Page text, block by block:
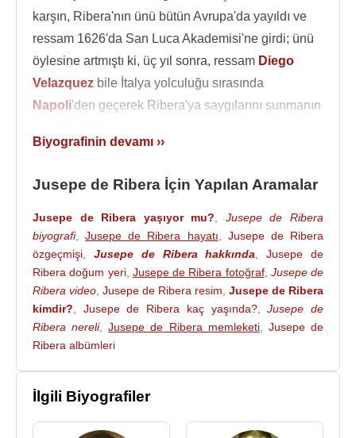
karşın, Ribera'nın ünü bütün Avrupa'da yayıldı ve
ressam 1626'da San Luca Akademisi'ne girdi; ünü
öylesine artmıştı ki, üç yıl sonra, ressam Diego
Velazquez bile İtalya yolculuğu sırasında
Napoli'den geçerek Ribera'ya saygılarını sunmanın
Correggio'nun etkisinde kalmakla birlikte, İspanyol
insanlığın umutsuzluğunun ressamı olarak ün salıp,
acıyı yer yer bayağılığa kaçan bir gerçekçilikle
yansıttı. Bu dönemde eserlerini "Jusepe de Ribera,
Español" veya "Jusepe de Ribera, Spaniard" olarak
imzalamaya başladı. Roma sanatçıları ona "Lo
Spagnoletto" takma ismini verdi.
1620-1626 yılları onun en iyi gravür ve resim ürettiği
dönemdi. Bu eserlerde kısmen daha geniş kitlelerin
dikkatini çekmek için bir girişim vardı. Kariyerinin
olarak kabul ediliyordu. Kariyerinin son yıllarında
Biyografinin devamı ››
Jusepe de Ribera İçin Yapılan Aramalar
Jusepe de Ribera yaşıyor mu?
Jusepe de Ribera
biyografi,Jusepe de Ribera hayatı
Jusepe de Ribera
özgeçmişi
Jusepe de Ribera hakkında ,Jusepe de
Ribera doğum yeri, Jusepe de Ribera fotoğraf, Jusepe de
Ribera video Jusepe de Ribera resim Jusepe de Ribera
kimdir?
Jusepe de Ribera kaç yaşında?,Jusepe de
Ribera nereli,Jusepe de Ribera memleketi, Jusepe de
Ribera albümleri
İlgili Biyografiler